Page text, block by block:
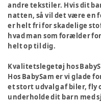
andre tekstiler. Hvis dit
natten, så vil det være en
er helt fri for skadelige
hvad man som forælder
helt op til dig.
Kvalitetslegetøj hos
Hos BabySam er vi glade
et stort udvalg af biler, fly
underholde dit barn med